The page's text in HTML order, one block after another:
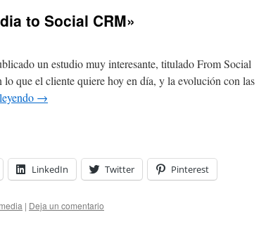
to Social CRM»
un estudio muy interesante, titulado From Social
que el cliente quiere hoy en día, y la evolución con las
→
LinkedIn Twitter Pinterest
| Deja un comentario